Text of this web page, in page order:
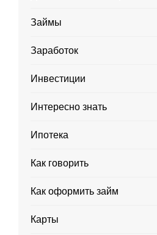
Займы
Заработок
Инвестиции
Интересно знать
Ипотека
Как говорить
Как оформить займ
Карты